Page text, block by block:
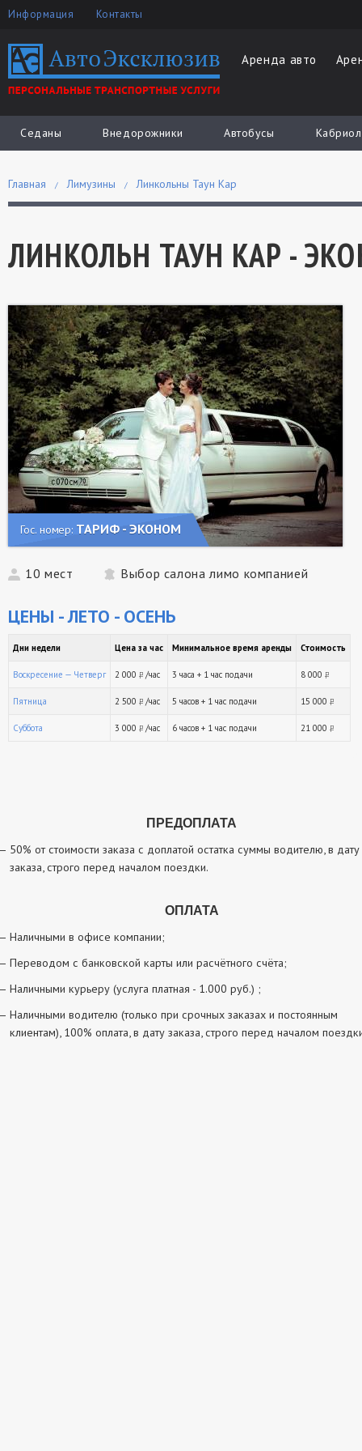
Информация Контакты
Аренда авто
Седаны Внедорожники Автобусы
Главная Лимузины Линкольны Таун Кар
ЛИНКОЛЬН ТАУН КАР -
Гос. номер: ТАРИФ - ЭКОНОМ
10 мест Выбор салона лимо компанией
ЦЕНЫ - ЛЕТО - ОСЕНЬ
Дни недели Цена за час Минимальное время аренды Стоимость
Воскресение — Четверг 2 000 руб.
/час 3 часа + 1 час подачи 8 000
Пятница 2 500 руб.
/час 5 часов + 1 час подачи 15 000
Суббота 3 000 руб.
/час 6 часов + 1 час подачи 21 000
ПРЕДОПЛАТА
50% от стоимости заказа с доплатой остатка суммы водителю, в дату
заказа, строго перед началом поездки.
ОПЛАТА
Наличными в офисе компании;
Переводом с банковской карты или расчётного счёта;
Наличными курьеру (услуга платная - 1.000 руб.) ;
Наличными водителю (только при срочных заказах и постоянным
клиентам), 100% оплата, в дату заказа, строго перед началом